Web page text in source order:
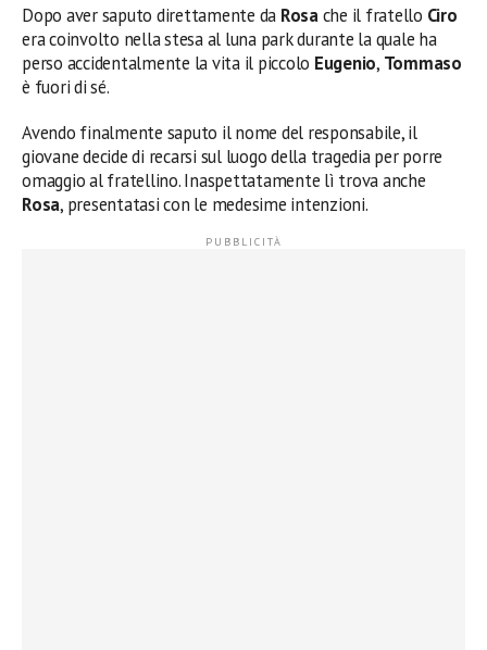
Dopo aver saputo direttamente da Rosache il fratello Ciro
era coinvolto nella stesa al luna park durante la quale ha
perso accidentalmente la vita il piccolo Eugenio, Tommaso
è fuori di sé.
Avendo finalmente saputo il nome del responsabile, il
giovane decide di recarsi sul luogo della tragedia per porre
omaggio al fratellino. Inaspettatamente lì trova anche
Rosa, presentatasi con le medesime intenzioni.